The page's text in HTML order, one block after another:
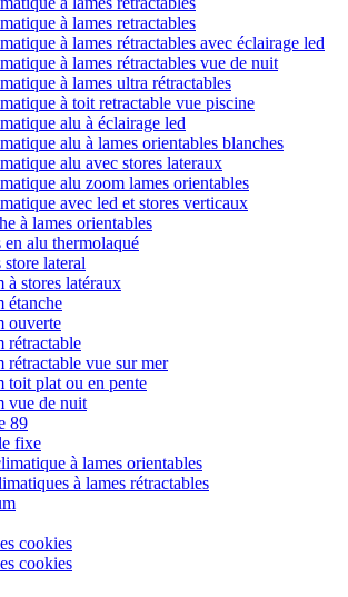
à lames retractables
à lames rétractables avec éclairage led
à lames rétractables vue de nuit
à lames ultra rétractables
à toit retractable vue piscine
alu à éclairage led
alu à lames orientables blanches
alu avec stores lateraux
alu zoom lames orientables
avec led et stores verticaux
à lames orientables
en alu thermolaqué
store lateral
à stores latéraux
étanche
ouverte
rétractable
rétractable vue sur mer
toit plat ou en pente
vue de nuit
89
fixe
à lames orientables
à lames rétractables
cookies
cookies